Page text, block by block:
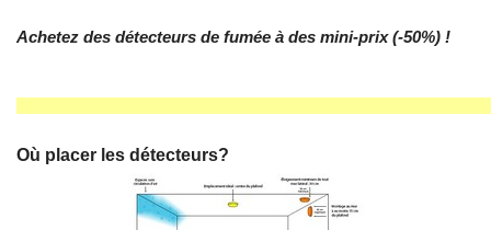
Achetez des détecteurs de fumée à des mini-prix (-50%) !
Où placer les détecteurs?